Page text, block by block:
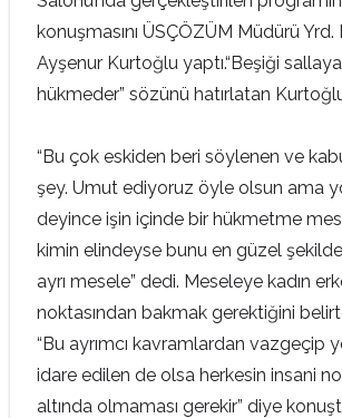
konuşmasını ÜSÇÖZÜM Müdürü Yrd.
Ayşenur Kurtoğlu yaptı.“Beşiği
hükmeder” sözünü hatırlatan
“Bu çok eskiden beri söylenen ve
şey. Umut ediyoruz öyle olsun ama
deyince işin içinde bir hükmetme
kimin elindeyse bunu en güzel
ayrı mesele” dedi. Meseleye kadın
noktasından bakmak gerektiğini
“Bu ayrımcı kavramlardan vazgeçip
idare edilen de olsa herkesin insani
altında olmaması gerekir” diye